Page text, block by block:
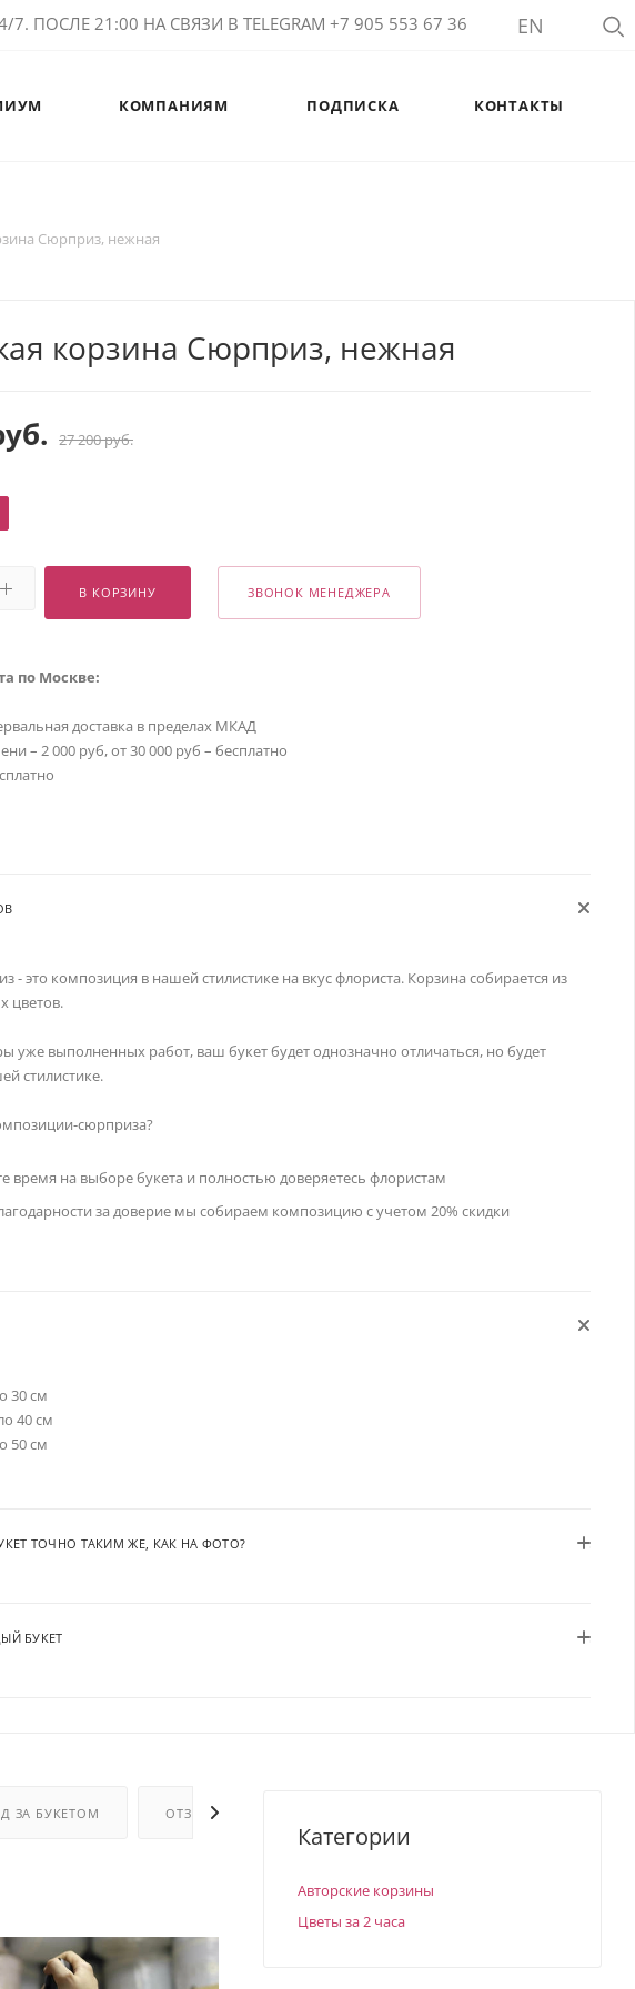
21:00 НА СВЯЗИ В TELEGRAM +7 905 553 67 36 EN
КОМПАНИЯМ ПОДПИСКА КОНТАКТЫ
Сюрприз, нежная
корзина Сюрприз, нежная
27 200руб.
В КОРЗИНУ ЗВОНОК МЕНЕДЖЕРА
по Москве:
доставка в пределах МКАД
– 2 000 руб, от 30 000 руб – бесплатно
- это композиция в нашей стилистике на вкус флориста. Корзина собирается из
цветов.
уже выполненных работ, ваш букет будет однозначно отличаться, но будет
стилистике.
сюрприза?
время на выборе букета и полностью доверяетесь флористам
за доверие мы собираем композицию с учетом 20% скидки
30 см
40 см
50 см
ТОЧНО ТАКИМ ЖЕ, КАК НА ФОТО?
БУКЕТ
ЗА БУКЕТОМ ОТЗЫВЫ
Категории
Авторские корзины
Цветы за 2 часа